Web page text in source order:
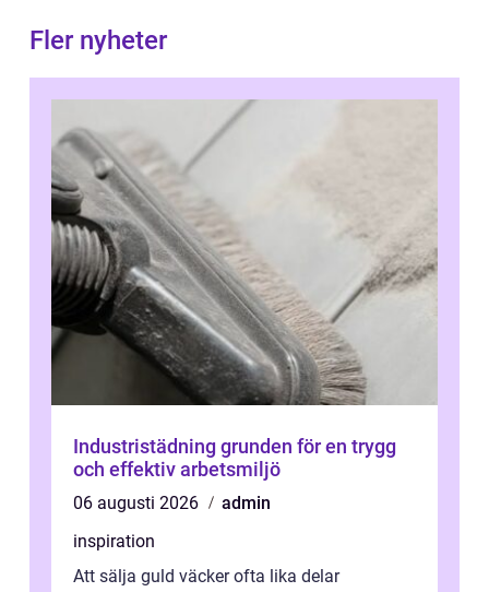
Fler nyheter
Industristädning grunden för en trygg
och effektiv arbetsmiljö
06 augusti 2026
admin
inspiration
Att sälja guld väcker ofta lika delar